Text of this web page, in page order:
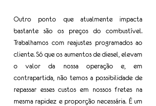
Outro ponto que atualmente impacta
bastante são os preços do combustível.
Trabalhamos com reajustes programados ao
cliente. Só que os aumentos de diesel, elevam
o valor da nossa operação e, em
contrapartida, não temos a possibilidade de
repassar esses custos em nossos fretes na
mesma rapidez e proporção necessária. É um